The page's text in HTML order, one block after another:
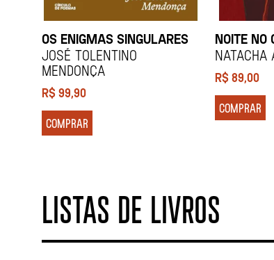
OS ENIGMAS SINGULARES
JOSÉ TOLENTINO
MENDONÇA
R$99,90
COMPRAR
NOITE NO
Natacha
R$89,00
COMPRAR
LISTAS DE LIVROS